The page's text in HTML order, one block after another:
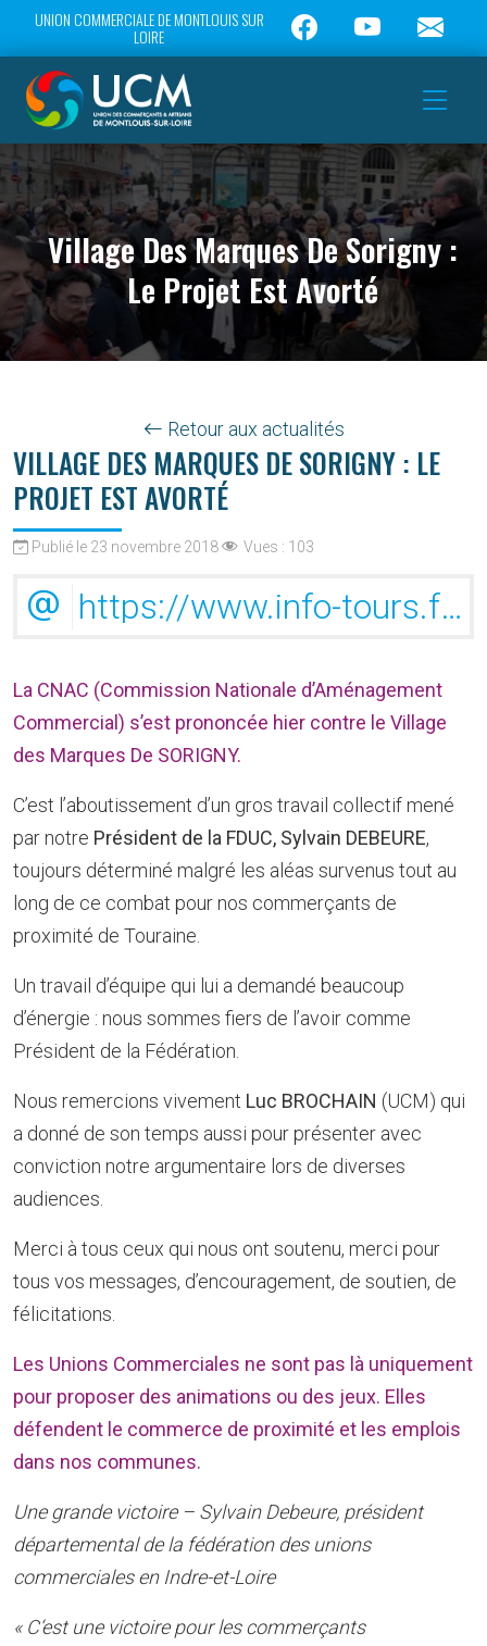
UNION COMMERCIALE DE MONTLOUIS SUR
LOIRE
Village Des Marques De Sorigny :
Le Projet Est Avorté
Retour aux actualités
VILLAGE DES MARQUES DE SORIGNY : LE
PROJET EST AVORTÉ
Publié le 23 novembre 2018 Vues : 103
https://www.info-tours.fr/articles/indre-et-loire/2018/11/23/9977/villages-des-marques-a-sorigny-le-projet-enterre/
La CNAC (Commission Nationale d’Aménagement
Commercial) s’est prononcée hier contre le Village
des Marques De SORIGNY.
C’est l’aboutissement d’un gros travail collectif mené
par notre Président de la FDUC, Sylvain DEBEURE,
toujours déterminé malgré les aléas survenus tout au
long de ce combat pour nos commerçants de
proximité de Touraine.
Un travail d’équipe qui lui a demandé beaucoup
d’énergie : nous sommes fiers de l’avoir comme
Président de la Fédération.
Nous remercions vivement Luc BROCHAIN (UCM) qui
a donné de son temps aussi pour présenter avec
conviction notre argumentaire lors de diverses
audiences.
Merci à tous ceux qui nous ont soutenu, merci pour
tous vos messages, d’encouragement, de soutien, de
félicitations.
Les Unions Commerciales ne sont pas là uniquement
pour proposer des animations ou des jeux. Elles
défendent le commerce de proximité et les emplois
dans nos communes.
Une grande victoire – Sylvain Debeure, président
départemental de la fédération des unions
commerciales en Indre-et-Loire
« C‘est une victoire pour les commerçants